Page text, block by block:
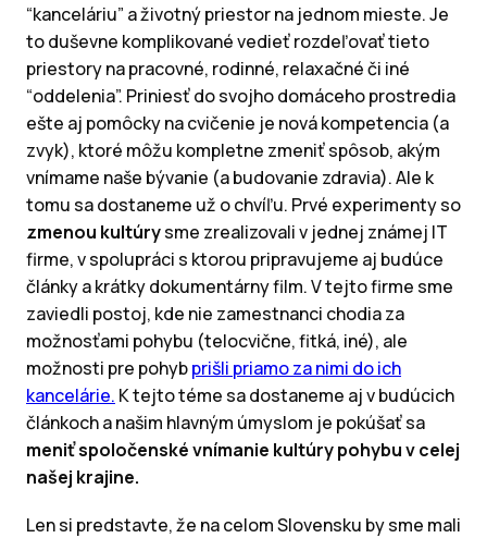
“kanceláriu” a životný priestor na jednom mieste. Je
to duševne komplikované vedieť rozdeľovať tieto
priestory na pracovné, rodinné, relaxačné či iné
“oddelenia”. Priniesť do svojho domáceho prostredia
ešte aj pomôcky na cvičenie je nová kompetencia (a
zvyk), ktoré môžu kompletne zmeniť spôsob, akým
vnímame naše bývanie (a budovanie zdravia). Ale k
tomu sa dostaneme už o chvíľu. Prvé experimenty so
zmenou kultúrysme zrealizovali v jednej známej IT
firme, v spolupráci s ktorou pripravujeme aj budúce
články a krátky dokumentárny film. V tejto firme sme
zaviedli postoj, kde nie zamestnanci chodia za
možnosťami pohybu (telocvične, fitká, iné), ale
možnosti pre pohybprišli priamo za nimi do ich
kancelárie. K tejto téme sa dostaneme aj v budúcich
článkoch a našim hlavným úmyslom je pokúšať sa
meniť spoločenské vnímanie kultúry pohybu v celej
našej krajine.
Len si predstavte, že na celom Slovensku by sme mali